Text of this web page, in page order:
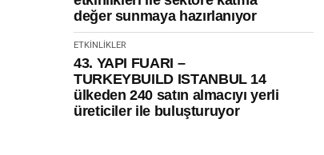
değer sunmaya hazırlanıyor
ETKINLIKLER
43. YAPI FUARI –
TURKEYBUILD ISTANBUL 14
ülkeden 240 satın almacıyı yerli
üreticiler ile buluşturuyor